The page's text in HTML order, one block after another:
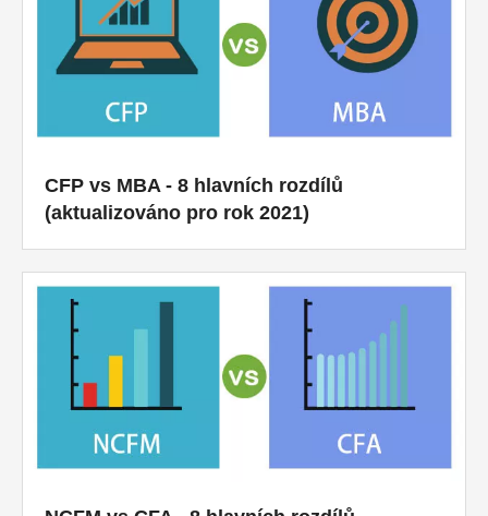
CFP vs MBA - 8 hlavních rozdílů
(aktualizováno pro rok 2021)